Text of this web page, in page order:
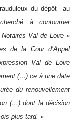
du dépôt au
à contourner
Notaires Val de Loire »
de la Cour d’Appel
Val de Loire
(…) ce à une date
du renouvellement
(…) dont la décision
plus tard. »